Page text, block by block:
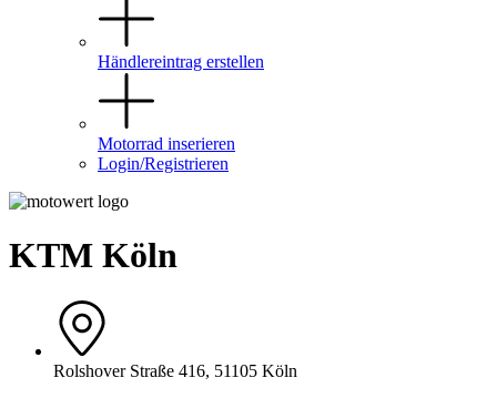
Händlereintrag erstellen
Motorrad inserieren
Login/Registrieren
KTM Köln
Rolshover Straße 416, 51105 Köln